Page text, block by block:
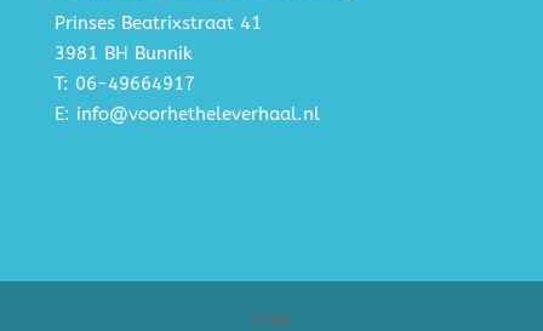
Prinses Beatrixstraat 41
3981 BH Bunnik
T: 06-49664917
E: info@voorhetheleverhaal.nl
Stric